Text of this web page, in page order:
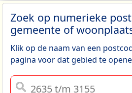
Zoek op numerieke
gemeente of
Klik op de naam van een
pagina voor dat gebied te